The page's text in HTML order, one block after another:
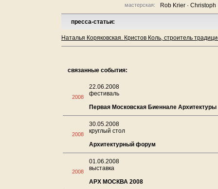
мастерская: Rob Krier · Christoph
пресса-статьи:
Наталья Коряковская. Кристов Коль, строитель
связанные события:
2008
22.06.2008
фестиваль
Первая Московская Биеннале Архитектуры
2008
30.05.2008
круглый стол
Архитектурный форум
2008
01.06.2008
выставка
АРХ МОСКВА 2008